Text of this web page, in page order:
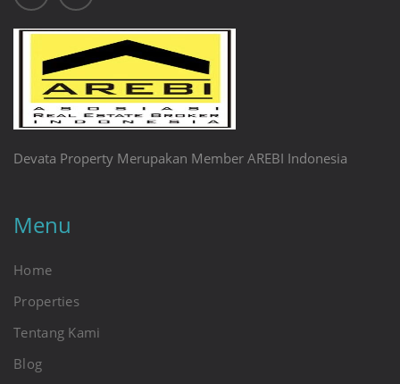
Devata Property Merupakan Member AREBI Indonesia
Menu
Home
Properties
Tentang Kami
Blog